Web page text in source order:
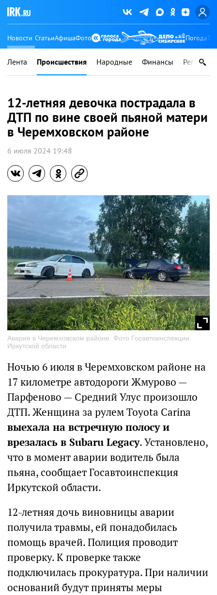
Новости СтатьиАфишаФото Погода
Лента Происшествия Народные Финансы Регионы
12-летняя девочка пострадала в
ДТП по вине своей пьяной матери
в Черемховском районе
6 июля 2024 19:48
Авария в Черемховском районе. Фото Госавтоинспекции
Иркутской области
Ночью 6 июля в Черемховском районе на
17 километре автодороги Жмурово —
Парфеново — Средний Улус произошло
ДТП. Женщина за рулем Toyota Carina
выехала на встречную полосу и
врезалась в Subaru Legacy. Установлено,
что в момент аварии водитель была
пьяна, сообщает Госавтоинспекция
Иркутской области.
12-летняя дочь виновницы аварии
получила травмы, ей понадобилась
помощь врачей. Полиция проводит
проверку. К проверке также
подключилась прокуратура. При наличии
оснований будут приняты меры